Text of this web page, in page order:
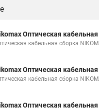
Оптическая
кабельная сборка
Оптическая
кабельная сборка
Оптическая